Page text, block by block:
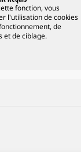
fonction, vous
l'utilisation de cookies
de
et de ciblage.